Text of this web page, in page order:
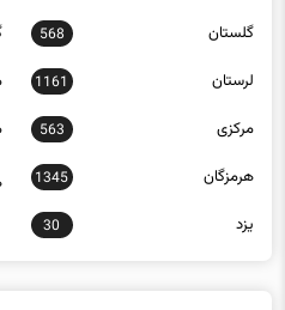
لرستان 1161
مرکزی 563
هرمزگان 1345
یزد 30